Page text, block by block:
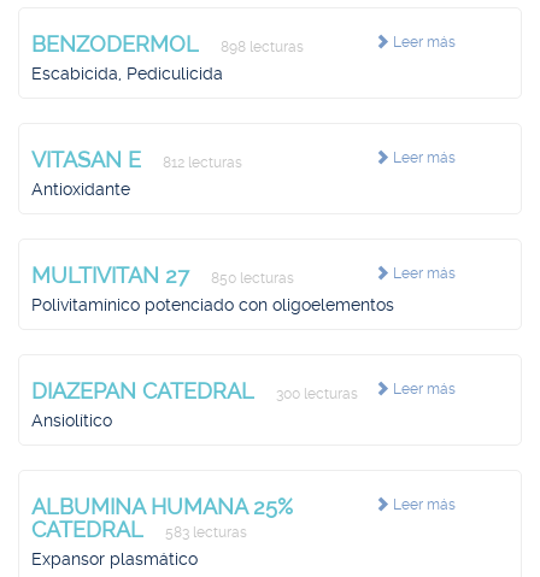
Leer más
BENZODERMOL 898 lecturas
Escabicida, Pediculicida
Leer más
VITASAN E 812 lecturas
Antioxidante
Leer más
MULTIVITAN 27 850 lecturas
Polivitamínico potenciado con oligoelementos
Leer más
DIAZEPAN CATEDRAL 300 lecturas
Ansiolítico
Leer más
ALBUMINA HUMANA 25%
CATEDRAL
583 lecturas
Expansor plasmático